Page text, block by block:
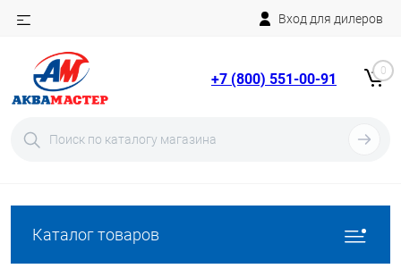
Вход для дилеров
+7 (800) 551-00-91 0
Каталог товаров